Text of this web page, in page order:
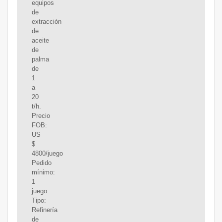
equipos
de
extracción
de
aceite
de
palma
de
1
a
20
t/h.
Precio
FOB:
US
$
4800/juego
Pedido
mínimo:
1
juego.
Tipo:
Refinería
de